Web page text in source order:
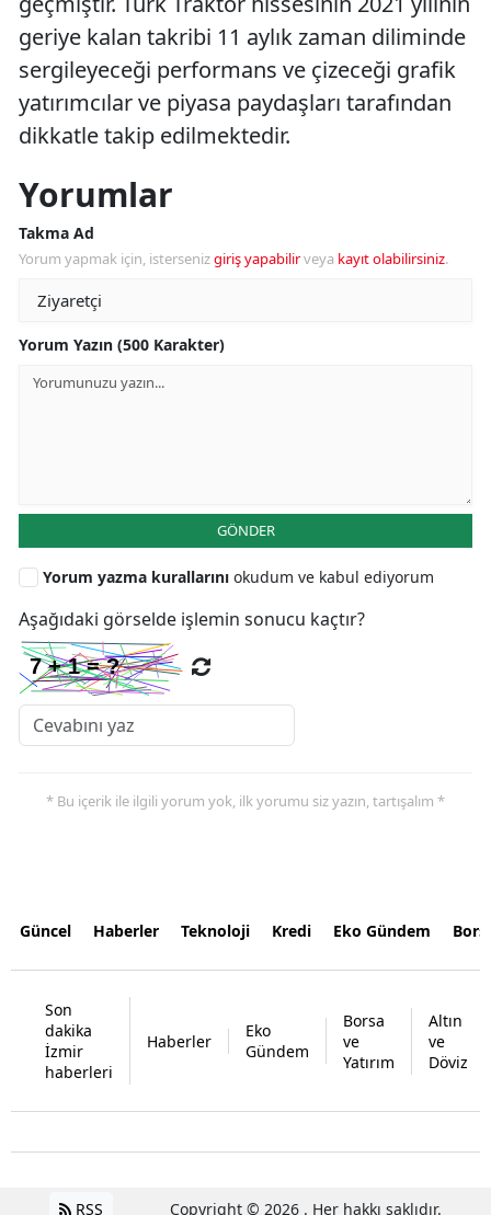
geriye kalan takribi 11 aylık zaman diliminde
sergileyeceği performans ve çizeceği grafik
yatırımcılar ve piyasa paydaşları tarafından
dikkatle takip edilmektedir.
Yorumlar
Takma Ad
Yorum yapmak için, istersenizgiriş yapabilirveya kayıt olabilirsiniz.
Yorum Yazın (500 Karakter)
GÖNDER
Yorum yazma kurallarını okudum ve kabul ediyorum
Aşağıdaki görselde işlemin sonucu kaçtır?
* Bu içerik ile ilgili yorum yok, ilk yorumu siz yazın, tartışalım *
Güncel Haberler Teknoloji Kredi Eko Gündem
Son
dakika
İzmir
haberleri
Haberler
Eko
Gündem
Borsa
ve
Yatırım
Altın
ve
Döviz
RSS Copyright © 2026 . Her hakkı saklıdır.